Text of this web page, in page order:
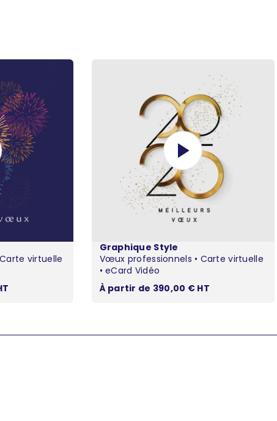
virtuelle
Graphique Style
Vœux professionnels • Carte virtuelle
• eCard Vidéo
Prix de vente
À partir de 390,00 € HT